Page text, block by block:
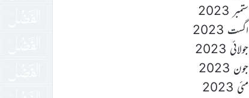
ستمبر 2023
اگست 2023
جولائی 2023
جون 2023
مئی 2023